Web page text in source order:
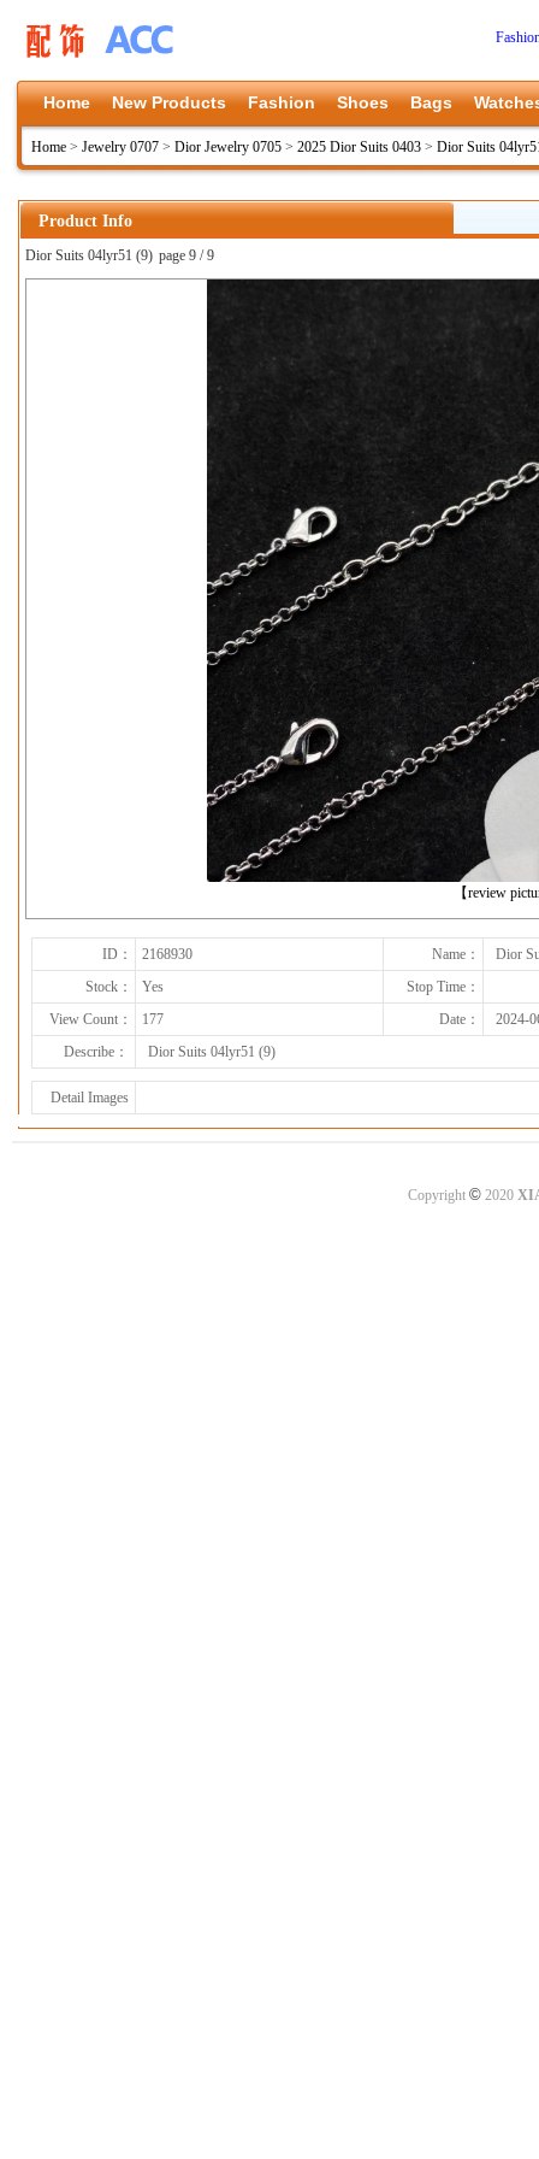
Home New Products Fashion Shoes Bags
Home > Jewelry 0707 > Dior Jewelry 0705 > 2025 Dior Suits 0403 > Dior Suits
Product Info
Dior Suits 04lyr51 (9) page 9 / 9
【review
下一张
ID： 2168930 Name：
Dior
Stock：
Yes
Stop Time：
View Count：
177 Date：
2024-
Describe：
Dior Suits 04lyr51 (9)
Detail Images
Copyright ©2020